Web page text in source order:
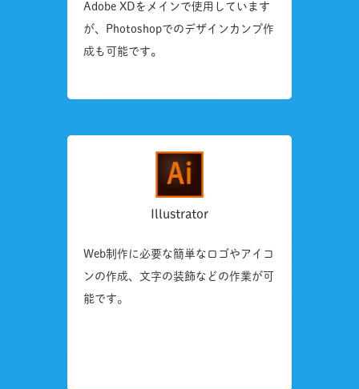
Adobe XDをメインで使用しています
が、Photoshopでのデザインカンプ作
成も可能です。
Illustrator
Web制作に必要な簡単なロゴやアイコ
ンの作成、文字の装飾などの作業が可
能です。